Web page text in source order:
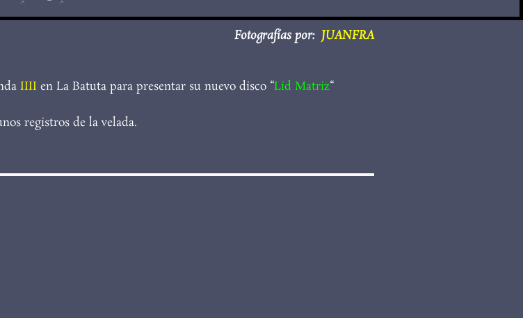
Fotografías por: JUANFRA
IIII en La Batuta para presentar su nuevo disco “Lid Matriz“
registros de la velada.